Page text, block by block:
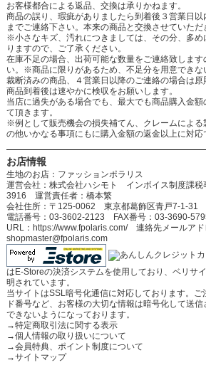
お客様都合による返品、交換は承りかねます。
商品の誤り、瑕疵がありましたら到着後３営業日
までご連絡下さい。本来の商品と交換させていただ
※小さなキズ、汚れにつきましては、その分、多め
りますので、ご了承ください。
在庫不足の場合、出荷可能な数量をご連絡致しま
い。※商品に限りがあるため、不足分を用意できな
裁断済みの商品、４営業日以降のご連絡の場合は原
商品到着後は速やかに検収をお願いします。
当店に過失がある場合でも、最大でも商品購入金
て頂きます。
※例として販売機会の損失補てん、クレームによる
の他いかなる事項にもに購入金額の返金以上に対応
お店情報
生地のお店：ファッションポラリス
運営会社：株式会社ハシモト インボイス制度課
3916 運営責任者：橋本繁
会社住所：〒125-0062 東京都葛飾区青戸7-1-31
電話番号：03-3602-2123 FAX番号：03-3690-
URL：https://www.fpolaris.com/ 連絡先メールアド
shopmaster@fpolaris.com
はE-Storeの決済システムを使用しており、ベリサ
明されています。
当サイトはSSL暗号化通信に対応しております。ご
ド番号など、お客様の大切な情報は暗号化して送
できないようになっております。
→特定商取引法に関する表示
→個人情報の取り扱いについて
→会員特典、ポイント制度について
→サイトマップ